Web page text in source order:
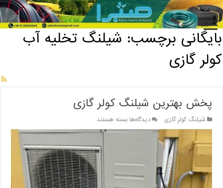
خانه / بایگانی برچسب: شیلنگ تخلیه آب کولر گازی
بایگانی برچسب: شیلنگ تخلیه آب
کولر گازی
پخش بهترین شیلنگ کولر گازی
شیلنگ کولر گازی دیدگاه‌هابرای
پخش
گازی
بسته هستند